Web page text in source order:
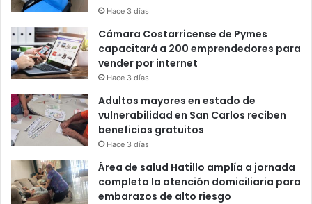
Hace 3 días
Cámara Costarricense de Pymes
capacitará a 200 emprendedores para
vender por internet
Hace 3 días
Adultos mayores en estado de
vulnerabilidad en San Carlos reciben
beneficios gratuitos
Hace 3 días
Área de salud Hatillo amplía a jornada
completa la atención domiciliaria para
embarazos de alto riesgo